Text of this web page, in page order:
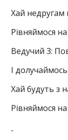
Хай недругам
Рівняймося
Ведучий 3:
І
Хай будуть з
Рівняймося